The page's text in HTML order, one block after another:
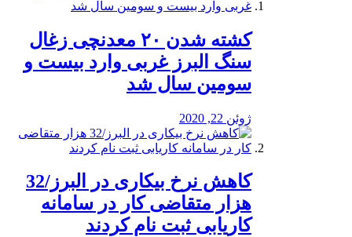
کشته شدن ۲۰ معدنچی زغال
سنگ البرز غربی وارد بیست و
سومین سال شد
ژوئن 22, 2020
کاهش نرخ بیکاری در البرز/32
هزار متقاضی کار در سامانه
کاریابی ثبت نام کردند